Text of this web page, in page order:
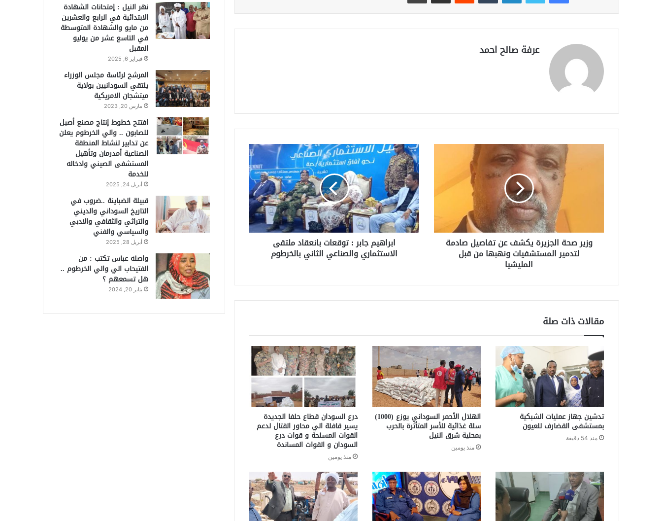
عرفة صالح احمد
وزير صحة الجزيرة يكشف عن تفاصيل صادمة
لتدمير المستشفيات ونهبها من قبل
المليشيا
ابراهيم جابر : توقعات بانعقاد ملتقى
الاستثماري والصناعي الثاني بالخرطوم
مقالات ذات صلة
تدشين جهاز عمليات الشبكية
بمستشفى القضارف للعيون
منذ 54 دقيقة
الهلال الأحمر السوداني يوزع (1000)
سلة غذائية للأسر المتأثرة بالحرب
بمحلية شرق النيل
منذ يومين
درع السودان قطاع حلفا الجديدة
يسير قافلة الي محاور القتال لدعم
القوات المسلحة و قوات درع
السودان و القوات المساندة
منذ يومين
نهر النيل : إمتحانات الشهادة
الابتدائية في الرابع والعشرين
من مايو والشهادة المتوسطة
في التاسع عشر من يوليو
المقبل
فبراير 6, 2025
المرشح لرئاسة مجلس الوزراء
يلتقي السودانيين بولاية
ميتشجان الامريكية
مارس 20, 2023
افتتح خطوط إنتاج مصنع أصيل
للصابون .. والي الخرطوم يعلن
عن تدابير لنشاط المنطقة
الصناعية أمدرمان وتأهيل
المستشفى الصيني وادخاله
للخدمة
أبريل 24, 2025
قبيلة الضباينة ..ضروب في
التاريخ السوداني والديني
والتراثي والثقافي والادبي
والسياسي والفني
أبريل 28, 2025
واصله عباس تكتب : من
الفتيحاب الي والي الخرطوم ..
هل تسمعهم ؟
يناير 20, 2024